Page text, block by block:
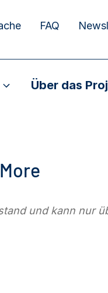
FAQ
Über das
und kann nur